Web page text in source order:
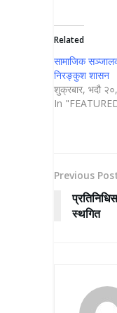
Related
सामाजिक
निरङ्कुश शासन
शुक्रबार, भदौ
In
Previous
स्थगित